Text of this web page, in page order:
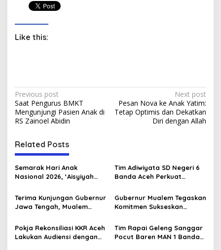
Like this:
P
o
s
t
n
a
v
i
g
t
Previous post
Saat Pengurus BMKT
Mengunjungi Pasien Anak di
RS Zainoel Abidin
Next post
Pesan Nova ke Anak Yatim:
Tetap Optimis dan Dekatkan
Diri dengan Allah
Related Posts
Semarak Hari Anak
Nasional 2026, ‘Aisyiyah
Perlombaan Kreatif di
Universitas Ahmad Dahlan
Tim Adiwiyata SD Negeri 6
Banda Aceh Perkuat
Kunjungan Lapangan “FOLU
Goes to School”
Terima Kunjungan Gubernur
Jawa Tengah, Mualem
Daerah
Gubernur Mualem Tegaskan
Komitmen Sukseskan
di Aceh
Pokja Rekonsiliasi KKR Aceh
Lakukan Audiensi dengan
Tim Rapai Geleng Sanggar
Pocut Baren MAN 1 Banda